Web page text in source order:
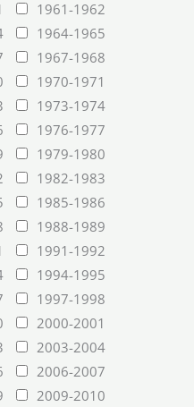
1961-1962
1964-1965
1967-1968
1970-1971
1973-1974
1976-1977
1979-1980
1982-1983
1985-1986
1988-1989
1991-1992
1994-1995
1997-1998
2000-2001
2003-2004
2006-2007
2009-2010